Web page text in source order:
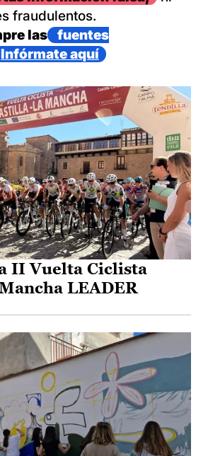
fraudulentos.
las
fuentes
Infórmate aquí
II Vuelta Ciclista
LEADER